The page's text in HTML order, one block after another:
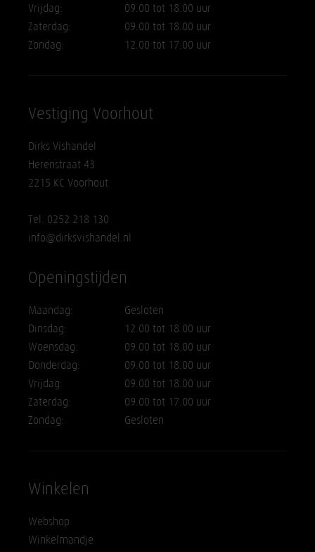
Vrijdag:
09.00 tot 18.00 uur
Zaterdag:
09.00 tot 18.00 uur
Zondag:
12.00 tot 17.00 uur
Vestiging Voorhout
Dirks Vishandel
Herenstraat 43
2215 KC Voorhout
Tel. 0252 218 130
info@dirksvishandel.nl
Openingstijden
Maandag:
Gesloten
Dinsdag:
12.00 tot 18.00 uur
Woensdag:
09.00 tot 18.00 uur
Donderdag:
09.00 tot 18.00 uur
Vrijdag:
09.00 tot 18.00 uur
Zaterdag:
09.00 tot 17.00 uur
Zondag:
Gesloten
Winkelen
Webshop
Winkelmandje